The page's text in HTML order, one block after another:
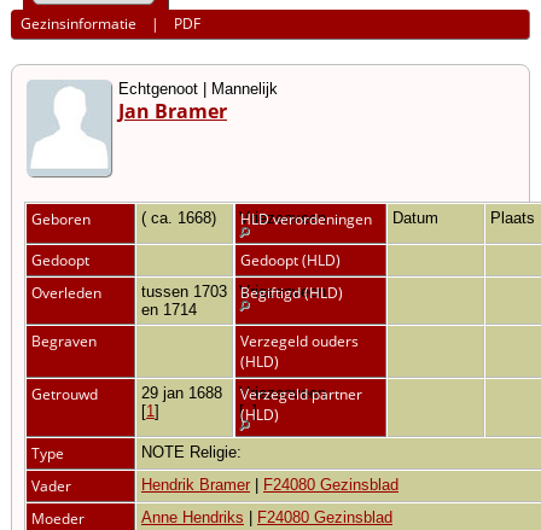
Gezinsinformatie | PDF
Echtgenoot | Mannelijk
Jan Bramer
Geboren ( ca. 1668) Vriezenveen
HLD verordeningen Datum Plaats
Gedoopt
Gedoopt (HLD)
Overleden
tussen 1703
en 1714
Vriezenveen
Begiftigd (HLD)
Begraven
Verzegeld ouders
(HLD)
Getrouwd
29 jan 1688
[1 ]
Vriezenveen
[1]
Verzegeld partner
(HLD)
Type
NOTE Religie:
Vader Hendrik Bramer F24080 Gezinsblad
Moeder Anne Hendriks F24080 Gezinsblad